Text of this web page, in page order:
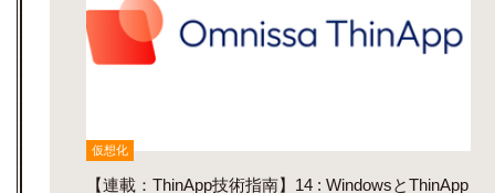
仮想化
【連載：ThinApp技術指南】14 : WindowsとThinApp